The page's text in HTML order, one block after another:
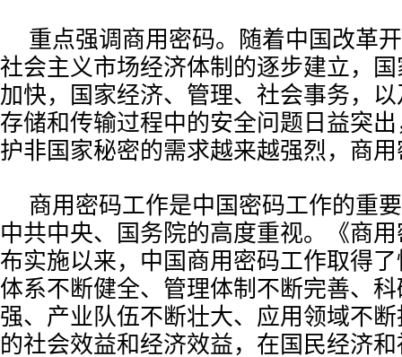
重点强调商用密码。随着中国改革
社会主义市场经济体制的逐步建立，
加快，国家经济、管理、社会事务，
存储和传输过程中的安全问题日益突
护非国家秘密的需求越来越强烈，商
商用密码工作是中国密码工作的重
中共中央、国务院的高度重视。《商
布实施以来，中国商用密码工作取得
体系不断健全、管理体制不断完善、
强、产业队伍不断壮大、应用领域不
的社会效益和经济效益，在国民经济